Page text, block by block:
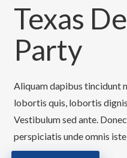
Texas
Party
Aliquam dapibus tincidunt
lobortis quis, lobortis
Vestibulum sed ante.
perspiciatis unde omnis